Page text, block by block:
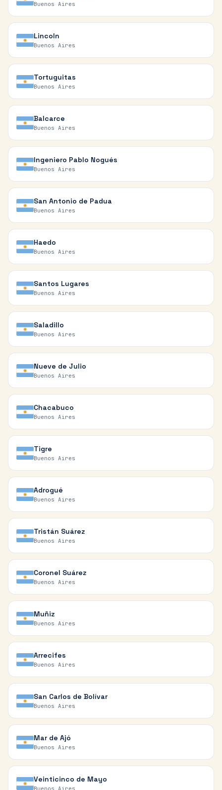
Buenos Aires
Lincoln
Buenos Aires
Tortuguitas
Buenos Aires
Balcarce
Buenos Aires
Ingeniero Pablo Nogués
Buenos Aires
San Antonio de Padua
Buenos Aires
Haedo
Buenos Aires
Santos Lugares
Buenos Aires
Saladillo
Buenos Aires
Nueve de Julio
Buenos Aires
Chacabuco
Buenos Aires
Tigre
Buenos Aires
Adrogué
Buenos Aires
Tristán Suárez
Buenos Aires
Coronel Suárez
Buenos Aires
Muñiz
Buenos Aires
Arrecifes
Buenos Aires
San Carlos de Bolívar
Buenos Aires
Mar de Ajó
Buenos Aires
Veinticinco de Mayo
Buenos Aires